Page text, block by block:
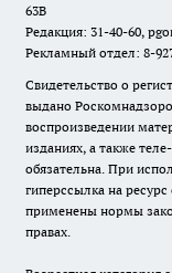
63В
Редакция: 31-40-60,
Рекламный отдел: 8-
Свидетельство о
выдано
воспроизведении
изданиях, а также
обязательна. При
гиперссылка на
применены нормы
правах.